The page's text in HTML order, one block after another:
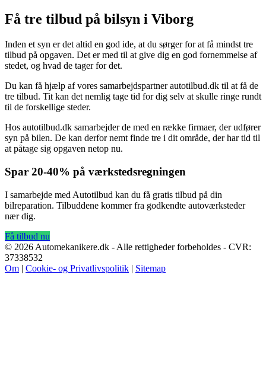
Få tre tilbud på bilsyn i Viborg
Inden et syn er det altid en god ide, at du sørger for at få mindst tre
tilbud på opgaven. Det er med til at give dig en god fornemmelse af
stedet, og hvad de tager for det.
Du kan få hjælp af vores samarbejdspartner autotilbud.dk til at få de
tre tilbud. Tit kan det nemlig tage tid for dig selv at skulle ringe rundt
til de forskellige steder.
Hos autotilbud.dk samarbejder de med en række firmaer, der udfører
syn på bilen. De kan derfor nemt finde tre i dit område, der har tid til
at påtage sig opgaven netop nu.
Spar 20-40% på værkstedsregningen
I samarbejde med Autotilbud kan du få gratis tilbud på din
bilreparation. Tilbuddene kommer fra godkendte autoværksteder
nær dig.
Få tilbud nu
© 2026 Automekanikere.dk - Alle rettigheder forbeholdes - CVR:
37338532
Om | Cookie- og Privatlivspolitik | Sitemap